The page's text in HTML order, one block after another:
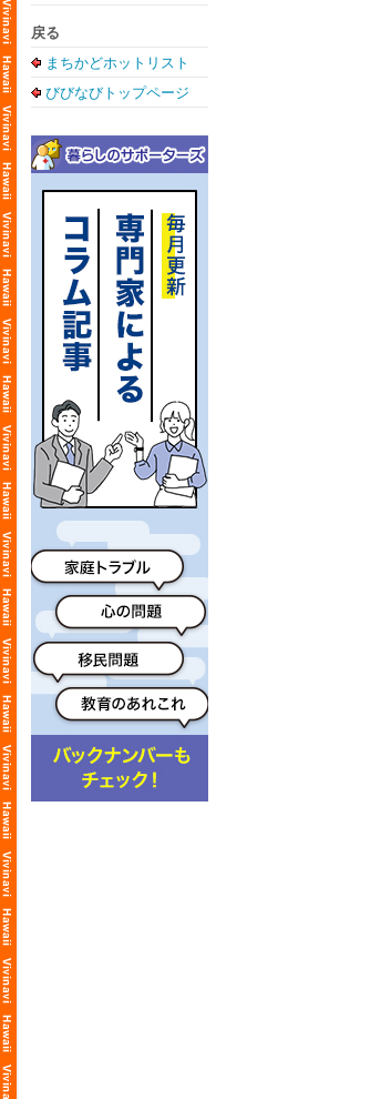
戻る
まちかどホットリスト
びびなびトップページ